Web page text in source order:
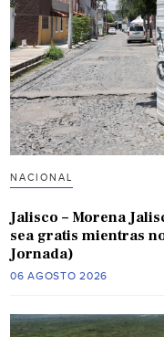
NACIONAL
Jalisco – Morena
sea gratis mientras
Jornada)
06 AGOSTO 2026